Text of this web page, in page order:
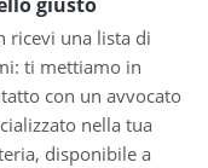
ricevi una lista di
ti mettiamo in
con un avvocato
nella tua
disponibile a